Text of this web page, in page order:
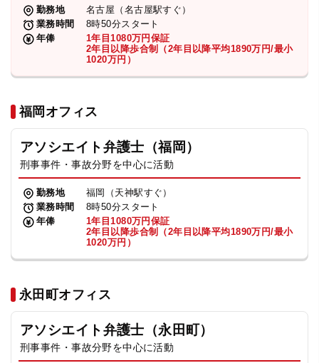
勤務地
名古屋（名古屋駅すぐ）
業務時間
8時50分スタート
年俸
1年目1080万円保証
2年目以降歩合制（2年目以降平均1890万円/最小
1020万円）
福岡オフィス
アソシエイト弁護士（福岡）
刑事事件・事故分野を中心に活動
勤務地
福岡（天神駅すぐ）
業務時間
8時50分スタート
年俸
1年目1080万円保証
2年目以降歩合制（2年目以降平均1890万円/最小
1020万円）
永田町オフィス
アソシエイト弁護士（永田町）
刑事事件・事故分野を中心に活動